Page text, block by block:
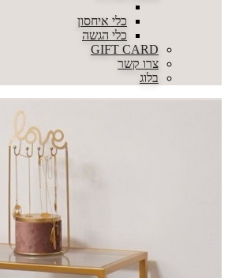
כלי איחסון
כלי הגשה
GIFT CARD
צרו קשר
בלוג